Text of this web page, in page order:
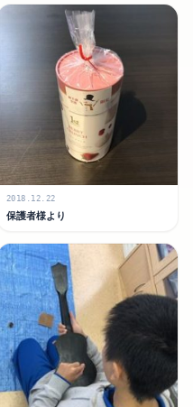
2018.12.22
保護者様より